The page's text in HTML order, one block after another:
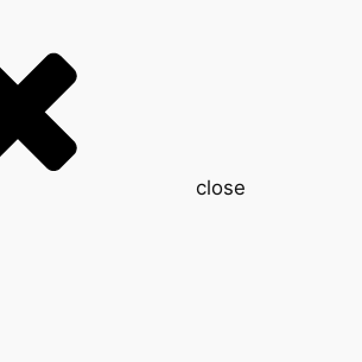
close